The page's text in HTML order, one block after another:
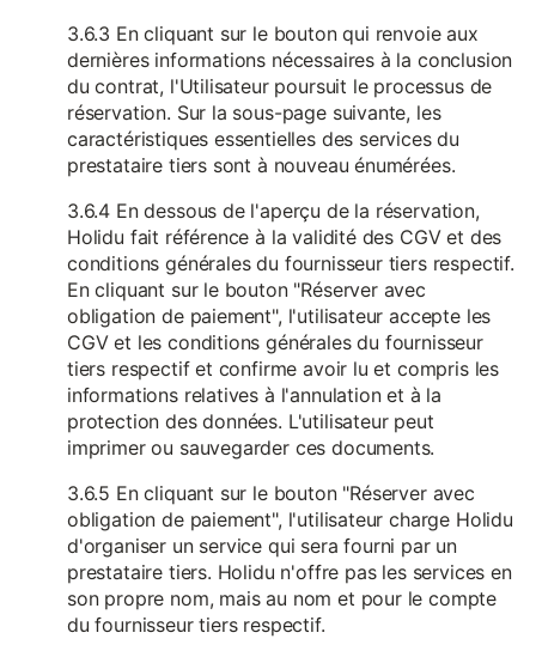
3.6.3 En cliquant sur le bouton qui renvoie aux
dernières informations nécessaires à la conclusion
du contrat, l'Utilisateur poursuit le processus de
réservation. Sur la sous-page suivante, les
caractéristiques essentielles des services du
prestataire tiers sont à nouveau énumérées.
3.6.4 En dessous de l'aperçu de la réservation,
Holidu fait référence à la validité des CGV et des
conditions générales du fournisseur tiers respectif.
En cliquant sur le bouton "Réserver avec
obligation de paiement", l'utilisateur accepte les
CGV et les conditions générales du fournisseur
tiers respectif et confirme avoir lu et compris les
informations relatives à l'annulation et à la
protection des données. L'utilisateur peut
imprimer ou sauvegarder ces documents.
3.6.5 En cliquant sur le bouton "Réserver avec
obligation de paiement", l'utilisateur charge Holidu
d'organiser un service qui sera fourni par un
prestataire tiers. Holidu n'offre pas les services en
son propre nom, mais au nom et pour le compte
du fournisseur tiers respectif.